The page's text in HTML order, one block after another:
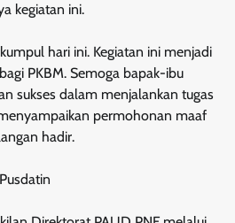
kegiatan ini.
hari ini. Kegiatan ini menjadi
PKBM. Semoga bapak-ibu
sukses dalam menjalankan tugas
permohonan maaf
hadir.